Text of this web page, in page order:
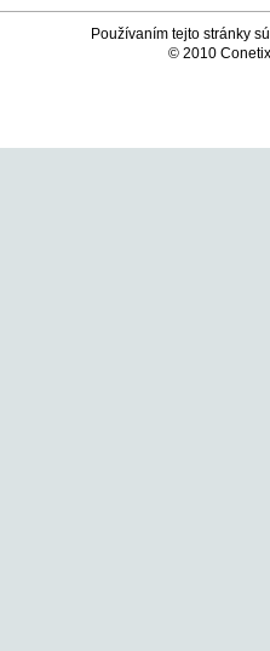
Používaním tejto stránky
© 2010